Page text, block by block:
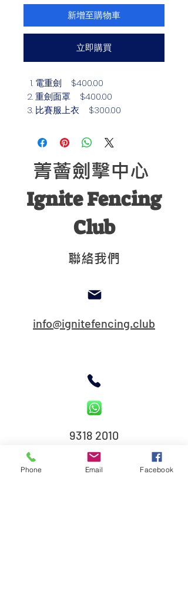
新增至購物車
立即購買
電重劍 $400.00
重劍面罩 $400.00
比賽服上衣 $300.00
$500.00
比賽褲 $300.00
護胸(男/女) $150.00
手套 $150.00
重劍手線 $100.00
菁薈劍擊中心
Ignite Fencing
Club
聯絡我們
info@ignitefencing.club
9318 2010
Phone Email Facebook